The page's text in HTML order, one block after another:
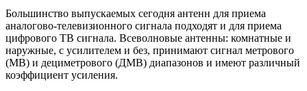
Большинство выпускаемых сегодня антенн для приема
аналогово-телевизионного сигнала подходят и для приема
цифрового ТВ сигнала. Всеволновые антенны: комнатные и
наружные, с усилителем и без, принимают сигнал метрового
(МВ) и дециметрового (ДМВ) диапазонов и имеют различный
коэффициент усиления.